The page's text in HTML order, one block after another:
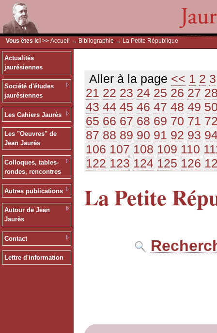
Vous êtes ici >> Accueil → Bibliographie → La Petite République
Actualités
jaurésiennes
Société d'études
jaurésiennes
Les Cahiers Jaurès
Les "Oeuvres" de
Jean Jaurès
Colloques, tables-
rondes, rencontres
Autres publications
Autour de Jean
Jaurès
Contact
Lettre d'information
Aller à la page << 1 2 3
21 22 23 24 25 26 27
43 44 45 46 47 48 49
65 66 67 68 69 70 71
87 88 89 90 91 92 93
106 107 108 109 110
122 123 124 125 126
La Petite